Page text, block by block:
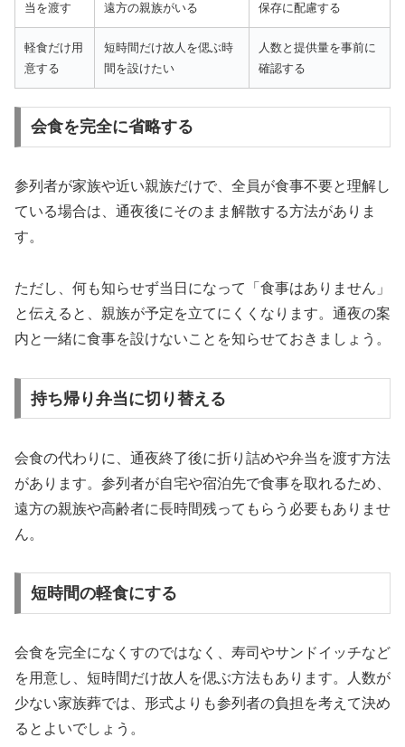
当を渡す
遠方の親族がいる
保存に配慮する
軽食だけ用
意する
短時間だけ故人を偲ぶ時
間を設けたい
人数と提供量を事前に
確認する
会食を完全に省略する
参列者が家族や近い親族だけで、全員が食事不要と理解し
ている場合は、通夜後にそのまま解散する方法がありま
す。
ただし、何も知らせず当日になって「食事はありません」
と伝えると、親族が予定を立てにくくなります。通夜の案
内と一緒に食事を設けないことを知らせておきましょう。
持ち帰り弁当に切り替える
会食の代わりに、通夜終了後に折り詰めや弁当を渡す方法
があります。参列者が自宅や宿泊先で食事を取れるため、
遠方の親族や高齢者に長時間残ってもらう必要もありませ
ん。
短時間の軽食にする
会食を完全になくすのではなく、寿司やサンドイッチなど
を用意し、短時間だけ故人を偲ぶ方法もあります。人数が
少ない家族葬では、形式よりも参列者の負担を考えて決め
るとよいでしょう。